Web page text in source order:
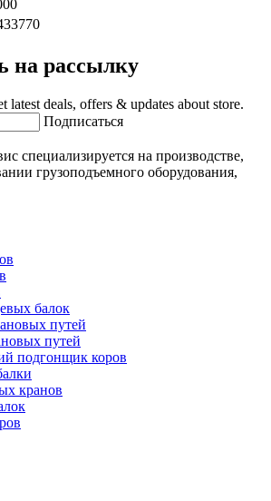
на рассылку
latest deals, offers & updates about store.
Подписаться
специализируется на производстве,
грузоподъемного оборудования,
балок
путей
путей
подгонщик коров
кранов